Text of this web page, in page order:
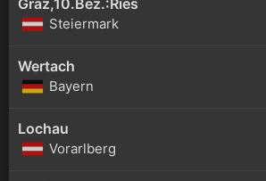
Graz,10.Bez.:Ries
Steiermark
Wertach
Bayern
Lochau
Vorarlberg